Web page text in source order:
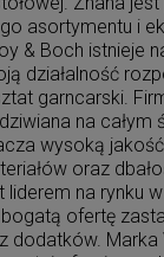
asortymentu i
& Boch istnieje
działalność
garncarski.
na całym
wysoką jakość
oraz
liderem na rynku
ofertę
dodatków. Marka